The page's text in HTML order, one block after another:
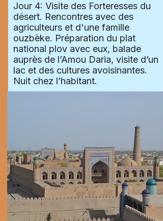
Jour 4: Visite des Forteresses du
désert. Rencontres avec des
agriculteurs et d'une famille
ouzbèke. Préparation du plat
national plov avec eux, balade
auprès de l’Amou Daria, visite d’un
lac et des cultures avoisinantes.
Nuit chez l’habitant.